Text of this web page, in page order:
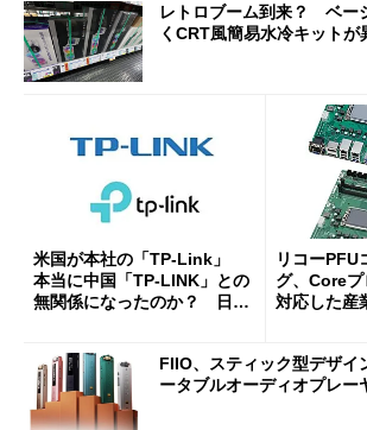
レトロブーム到来？ ベー
くCRT風簡易水冷キットが
米国が本社の「TP-Link」
本当に中国「TP-LINK」との
無関係になったのか？ 日本
リコーPFU
グ、Core
対応した産
FIIO、スティック型デザイ
ータブルオーディオプレー